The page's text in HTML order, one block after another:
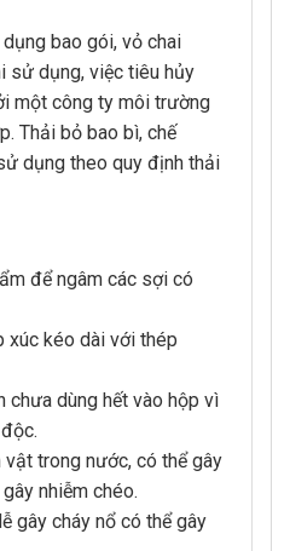
bao gói, vỏ chai
sử dụng, việc tiêu hủy
một công ty môi trường
Thải bỏ bao bì, chế
dụng theo quy định thải
để ngâm các sợi có
xúc kéo dài với thép
chưa dùng hết vào hộp vì
trong nước, có thể gây
nhiễm chéo.
gây cháy nổ có thể gây